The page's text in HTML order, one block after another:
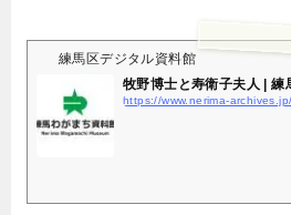
練馬区デジタル資料館
牧野博士と寿衛子夫人 | 練
https://www.nerima-